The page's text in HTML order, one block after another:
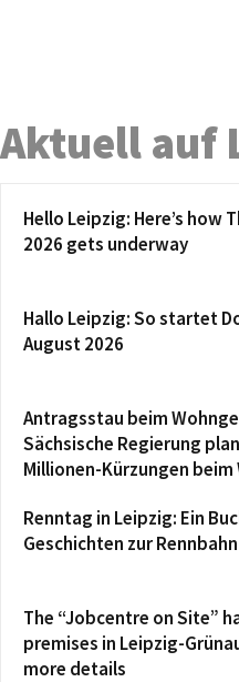
Aktuell auf
Hello Leipzig: Here’s how
2026 gets underway
Hallo Leipzig: So startet
August 2026
Antragsstau beim
Sächsische Regierung
Millionen-Kürzungen beim
Renntag in Leipzig: Ein
Geschichten zur
The “Jobcentre on Site”
premises in Leipzig-
more details